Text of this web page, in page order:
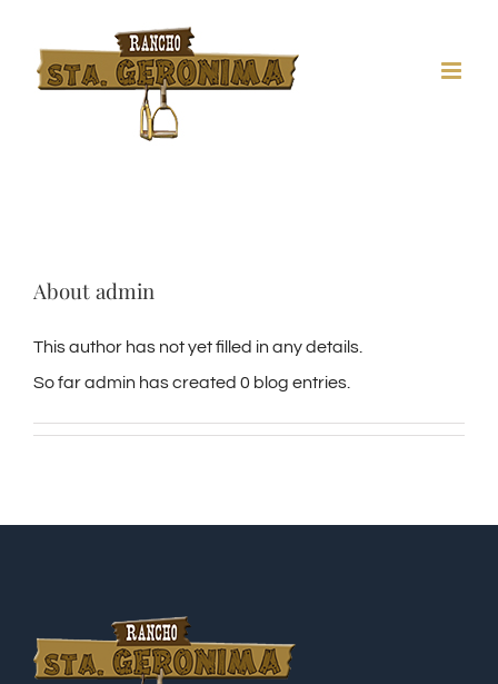
About admin
This author has not yet filled in any details.
So far admin has created 0 blog entries.